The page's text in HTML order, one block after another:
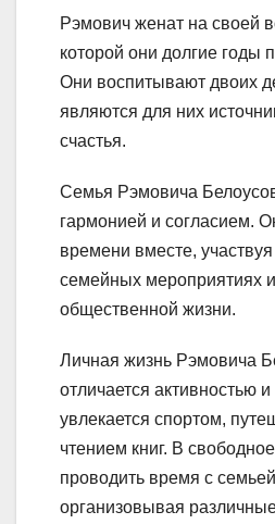
Рэмович женат на своей
которой они долгие годы
Они воспитывают двоих
являются для них
счастья.
Семья Рэмовича
гармонией и согласием.
времени вместе,
семейных мероприятиях
общественной жизни.
Личная жизнь Рэмовича
отличается активностью
увлекается спортом,
чтением книг. В
проводить время с
организовывая